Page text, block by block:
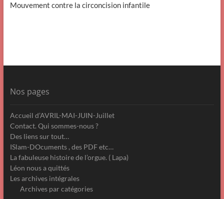
Mouvement contre la circoncision infantile
Nos pages
Accueil d’AVRIL-MAI-JUIN-Juillet
Contact. Qui sommes-nous ?
Des liens sur tout…
ISlam-DOcuments , des PDF etc…
La fabuleuse histoire de l’orgue. ( Lapa)
Léon nous a quittés
Les archives intégrales
Archives par catégories